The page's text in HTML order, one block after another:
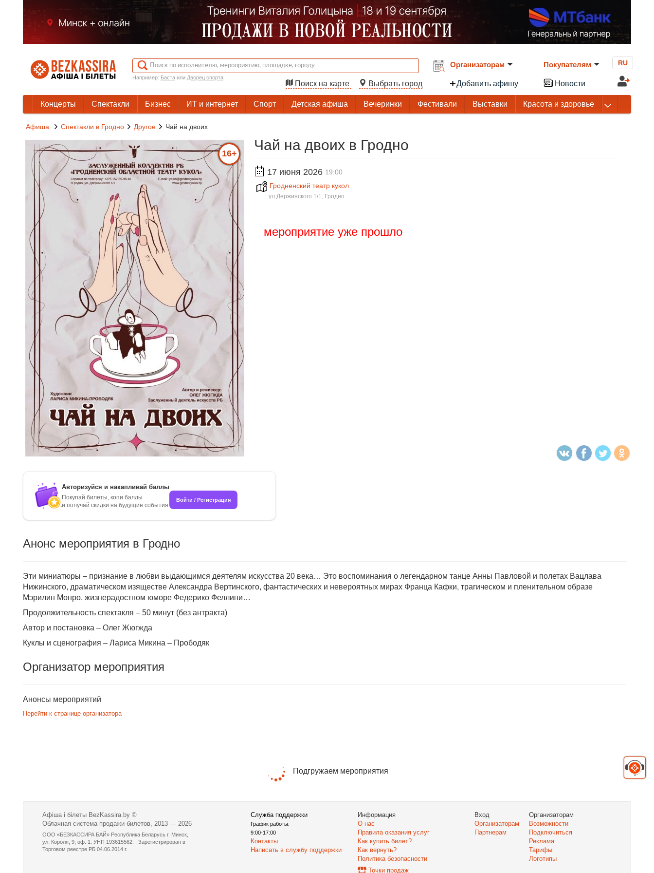
Например: Бастаили Дворец спорта
Поиск на карте Выбрать город
Организаторам
Добавить афишу
Покупателям
Новости
RU
Концерты Спектакли Бизнес ИТ и интернет Спорт Детская афиша Вечеринки Фестивали Выставки Красота и здоровье
Афиша Спектакли в Гродно Другое Чай на двоих
16+
Чай на двоих в Гродно
17 июня 2026 19:00
Гродненский театр кукол
ул.Держинского 1/1, Гродно
мероприятие уже прошло
Авторизуйся и накапливай баллы
Покупай билеты, копи баллы
и получай скидки на будущие события
Войти / Регистрация
Анонс мероприятия в Гродно
Эти миниатюры – признание в любви выдающимся деятелям искусства 20 века… Это воспоминания о легендарном танце Анны Павловой и полетах Вацлава
Нижинского, драматическом изяществе Александра Вертинского, фантастических и невероятных мирах Франца Кафки, трагическом и пленительном образе
Мэрилин Монро, жизнерадостном юморе Федерико Феллини…
Продолжительность спектакля – 50 минут (без антракта)
Автор и постановка – Олег Жюгжда
Куклы и сценография – Лариса Микина – Прободяк
Организатор мероприятия
Анонсы мероприятий
Перейти к странице организатора
Подгружаем мероприятия
Афіша і білеты BezKassira.by ©
Облачная система продажи билетов, 2013 — 2026
ООО «БЕЗКАССИРА БАЙ» Республика Беларусь г. Минск,
ул. Короля, 9, оф. 1. УНП 193615562. . Зарегистрирован в
Торговом реестре РБ 04.06.2014 г.
Служба поддержки
График работы:
9:00-17:00
Контакты
Написать в службу поддержки
Информация
О нас
Правила оказания услуг
Как купить билет?
Как вернуть?
Политика безопасности
Точки продаж
Вход
Организаторам
Партнерам
Организаторам
Возможности
Подключиться
Реклама
Тарифы
Логотипы